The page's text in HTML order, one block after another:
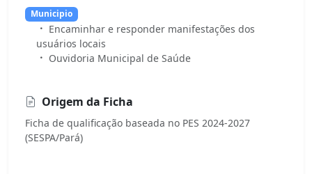
Municipio
Encaminhar e responder manifestações dos
usuários locais
Ouvidoria Municipal de Saúde
Origem da Ficha
Ficha de qualificação baseada no PES 2024-2027
(SESPA/Pará)